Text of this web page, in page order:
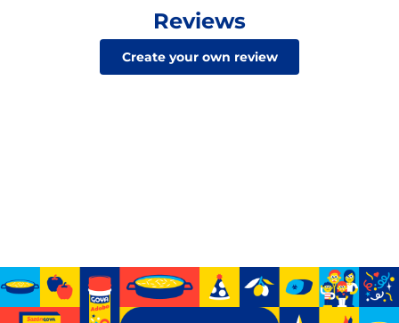
Reviews
Create your own review